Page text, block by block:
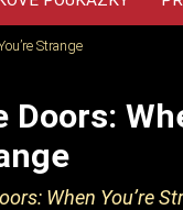
Strange
Doors:
When You’re